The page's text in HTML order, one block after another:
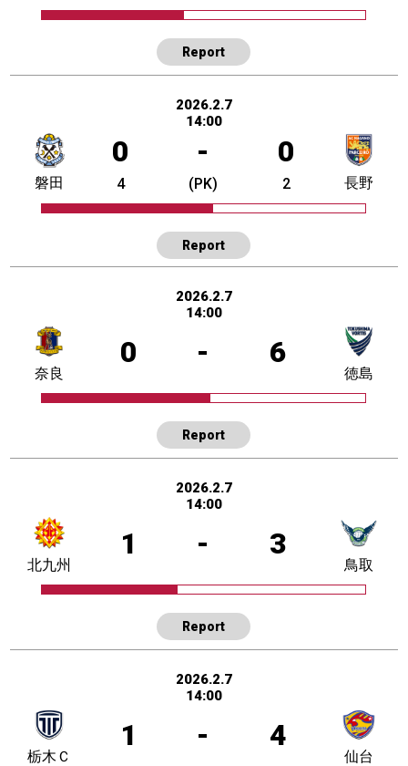
Report
2026.2.7
14:00
0 - 0
磐田 4 (PK) 2 長野
Report
2026.2.7
14:00
0 - 6
奈良 徳島
Report
2026.2.7
14:00
1 - 3
北九州 鳥取
Report
2026.2.7
14:00
1 - 4
栃木Ｃ 仙台